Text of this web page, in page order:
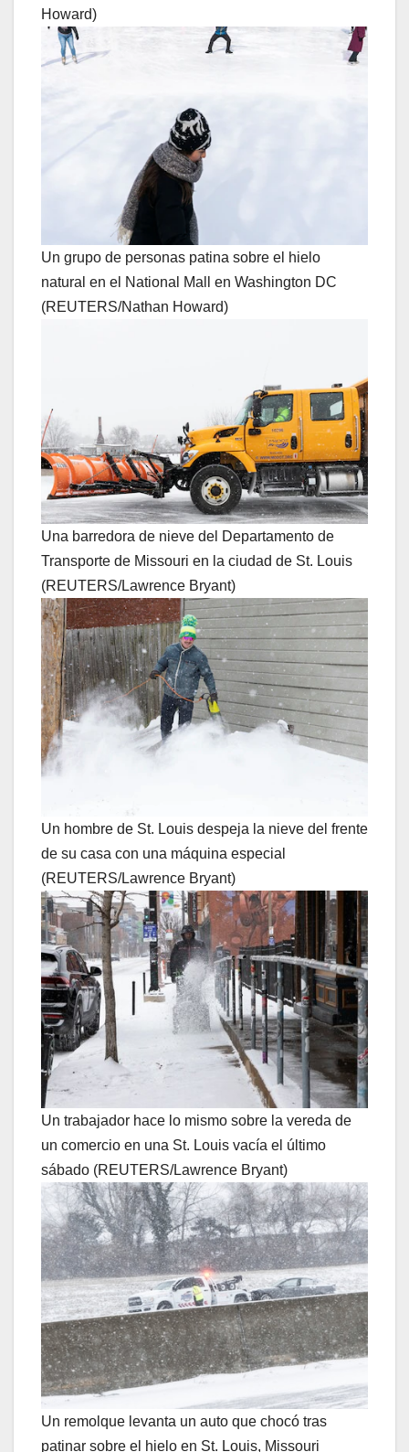
Howard)
Un grupo de personas patina sobre el hielo
natural en el National Mall en Washington DC
(REUTERS/Nathan Howard)
Una barredora de nieve del Departamento de
Transporte de Missouri en la ciudad de St. Louis
(REUTERS/Lawrence Bryant)
Un hombre de St. Louis despeja la nieve del frente
de su casa con una máquina especial
(REUTERS/Lawrence Bryant)
Un trabajador hace lo mismo sobre la vereda de
un comercio en una St. Louis vacía el último
sábado (REUTERS/Lawrence Bryant)
Un remolque levanta un auto que chocó tras
patinar sobre el hielo en St. Louis, Missouri